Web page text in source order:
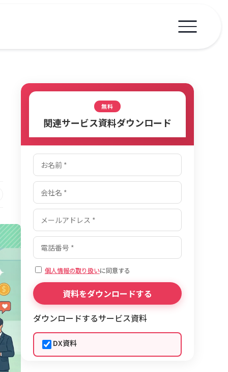
無料
関連サービス資料ダウンロード
個人情報の取り扱いに同意する
ダウンロードするサービス資料
DX資料